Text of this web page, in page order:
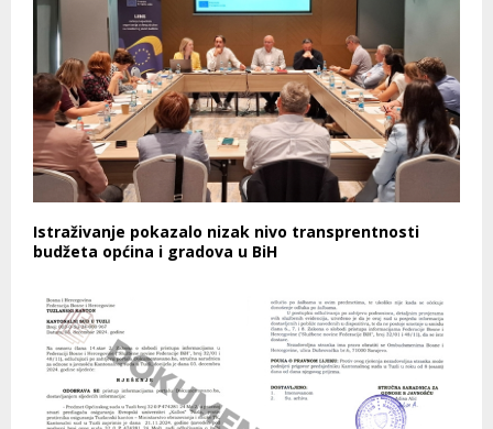
Istraživanje pokazalo nizak nivo transprentnosti
budžeta općina i gradova u BiH